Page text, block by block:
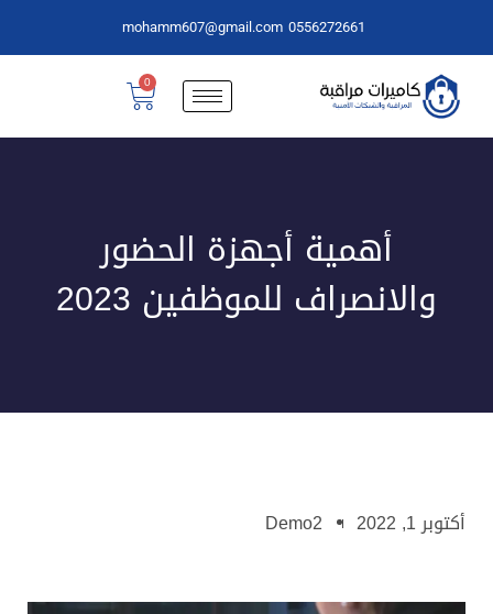
0556272661
mohamm607@gmail.com
0
أهمية أجهزة الحضور
والانصراف للموظفين 2023
أكتوبر 1, 2022 Demo2